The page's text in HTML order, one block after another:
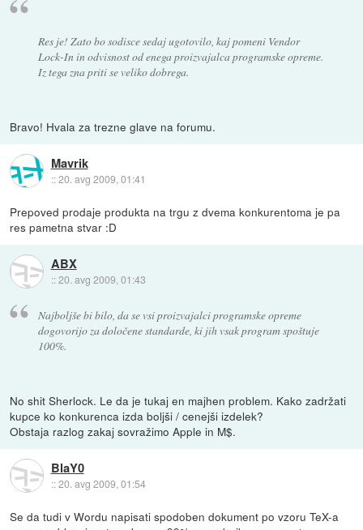
Res je! Zato bo sodisce sedaj ugotovilo, kaj pomeni Vendor
Lock-In in odvisnost od enega proizvajalca programske opreme.
Iz tega zna priti se veliko dobrega.
Bravo! Hvala za trezne glave na forumu.
Mavrik
::20. avg 2009, 01:41
Prepoved prodaje produkta na trgu z dvema konkurentoma je pa
res pametna stvar :D
ABX
::20. avg 2009, 01:43
Najboljše bi bilo, da se vsi proizvajalci programske opreme
dogovorijo za določene standarde, ki jih vsak program spoštuje
100%.
No shit Sherlock. Le da je tukaj en majhen problem. Kako zadržati
kupce ko konkurenca izda boljši / cenejši izdelek?
Obstaja razlog zakaj sovražimo Apple in M$.
BlaY0
::20. avg 2009, 01:54
Se da tudi v Wordu napisati spodoben dokument po vzoru TeX-a